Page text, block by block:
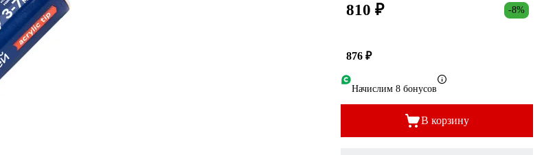
810 ₽ -8%
876 ₽
Начислим 8 бонусов
В корзину